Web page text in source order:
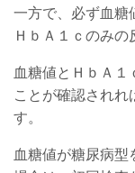
一方で、必ず血糖
ＨｂＡ１ｃのみの
血糖値とＨｂＡ１
ことが確認されれ
す。
血糖値が糖尿病型